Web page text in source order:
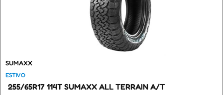
SUMAXX
ESTIVO
255/65R17 114T SUMAXX ALL TERRAIN A/T